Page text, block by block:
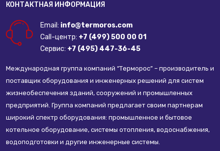
КОНТАКТНАЯ ИНФОРМАЦИЯ
Email: info@termoros.com
Call-центр: +7 (499) 500 00 01
Сервис: +7 (495) 447-36-45
Международная группа компаний “Терморос” – производитель и
поставщик оборудования и инженерных решений для систем
жизнеобеспечения зданий, сооружений и промышленных
предприятий. Группа компаний предлагает своим партнерам
широкий спектр оборудования: промышленное и бытовое
котельное оборудование, системы отопления, водоснабжения,
водоподготовки и другие инженерные системы.